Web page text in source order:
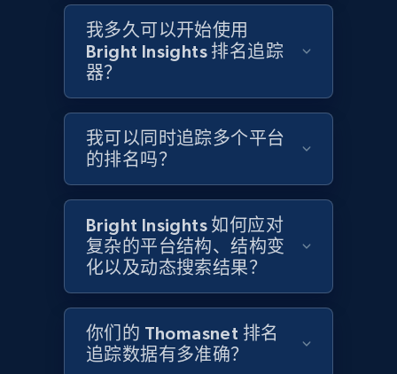
URL, Product id, Title, Product description,
Rating, Reviews count, Initial price, Discount,
and more.
1.3K+ 174+ 立即开始
Target - Gather data on products using
specified keywords
URL, Product id, Title, Product description,
Rating, Reviews count, Initial price, Discount,
and more.
1.3K+ 174+ 立即开始
我多久可以开始使用
Bright Insights 排名追踪
器？
我可以同时追踪多个平台
的排名吗？
Bright Insights 如何应对
复杂的平台结构、结构变
化以及动态搜索结果？
你们的 Thomasnet 排名
追踪数据有多准确？